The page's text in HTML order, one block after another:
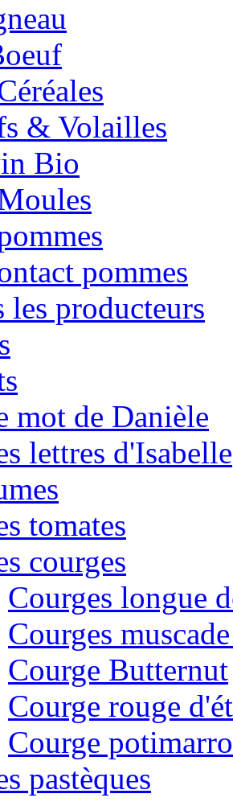
& Volailles
Bio
pommes
les producteurs
mot de Danièle
lettres d'Isabelle
tomates
courges
Courges longue
Courges
Courge Butternut
Courge rouge
Courge
pastèques